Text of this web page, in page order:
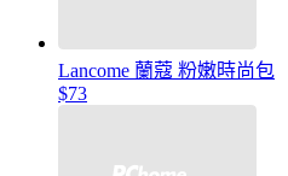
Lancome 蘭蔻 粉嫩時尚包
$73